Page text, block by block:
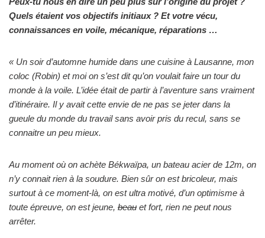
Quels étaient vos objectifs initiaux ? Et votre vécu,
connaissances en voile, mécanique, réparations …
« Un soir d’automne humide dans une cuisine à Lausanne, mon
coloc (Robin) et moi on s’est dit qu’on voulait faire un tour du
monde à la voile. L’idée était de partir à l’aventure sans vraiment
d’itinéraire. Il y avait cette envie de ne pas se jeter dans la
gueule du monde du travail sans avoir pris du recul, sans se
connaitre un peu mieux.
Au moment où on achète Békwaïpa, un bateau acier de 12m, on
n’y connait rien à la soudure. Bien sûr on est bricoleur, mais
surtout à ce moment-là, on est ultra motivé, d’un optimisme à
toute épreuve, on est jeune, beau et fort, rien ne peut nous
arrêter.